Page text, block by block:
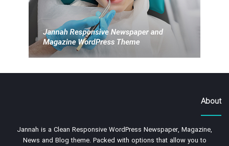
About
Jannah is a Clean Responsive WordPress Newspaper, Magazine,
News and Blog theme. Packed with options that allow you to